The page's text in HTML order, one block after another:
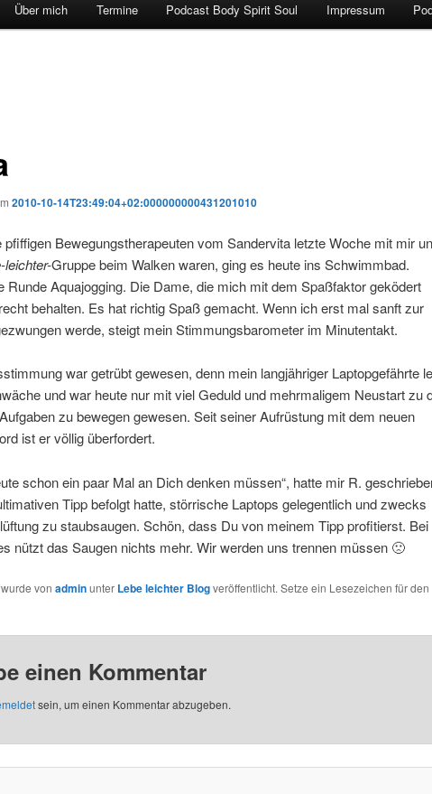
Über mich Termine Podcast Body Spirit Soul Impressum
2010-10-14T23:49:04+02:000000000431201010
pfiffigen Bewegungstherapeuten vom Sandervita letzte Woche mit mir
leichter-Gruppe beim Walken waren, ging es heute ins Schwimmbad.
Runde Aquajogging. Die Dame, die mich mit dem Spaßfaktor geködert
behalten. Es hat richtig Spaß gemacht. Wenn ich erst mal sanft zur
werde, steigt mein Stimmungsbarometer im Minutentakt.
war getrübt gewesen, denn mein langjähriger Laptopgefährte
und war heute nur mit viel Geduld und mehrmaligem Neustart zu
zu bewegen gewesen. Seit seiner Aufrüstung mit dem neuen
ist er völlig überfordert.
schon ein paar Mal an Dich denken müssen“, hatte mir R.
Tipp befolgt hatte, störrische Laptops gelegentlich und zwecks
zu staubsaugen. Schön, dass Du von meinem Tipp profitierst. Bei
nützt das Saugen nichts mehr. Wir werden uns trennen müssen 🙁
von adminunter Lebe leichter Blogveröffentlicht. Setze ein Lesezeichen für den
einen Kommentar
sein, um einen Kommentar abzugeben.